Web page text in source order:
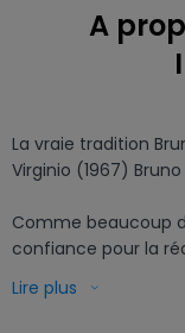
A
La vraie tradition
Virginio (1967)
Comme beaucoup
confiance pour la
constructions,
ont demandé des
Lire plus